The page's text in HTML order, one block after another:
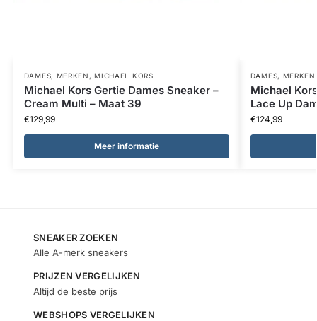
DAMES, MERKEN ,MICHAEL KORS
Michael Kors Gertie Dames Sneaker –
Cream Multi – Maat 39
€129,99
Meer informatie
DAMES, MERKEN
Michael
Lace Up
€124,99
SNEAKER ZOEKEN
Alle A-merk sneakers
PRIJZEN VERGELIJKEN
Altijd de beste prijs
WEBSHOPS VERGELIJKEN